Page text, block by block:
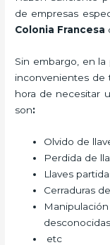
de empresas
Colonia Francesa
Sin embargo, en
inconvenientes de
hora de necesitar
son:
Olvido de
Perdida de
Llaves
Cerraduras
desconocidas
etc